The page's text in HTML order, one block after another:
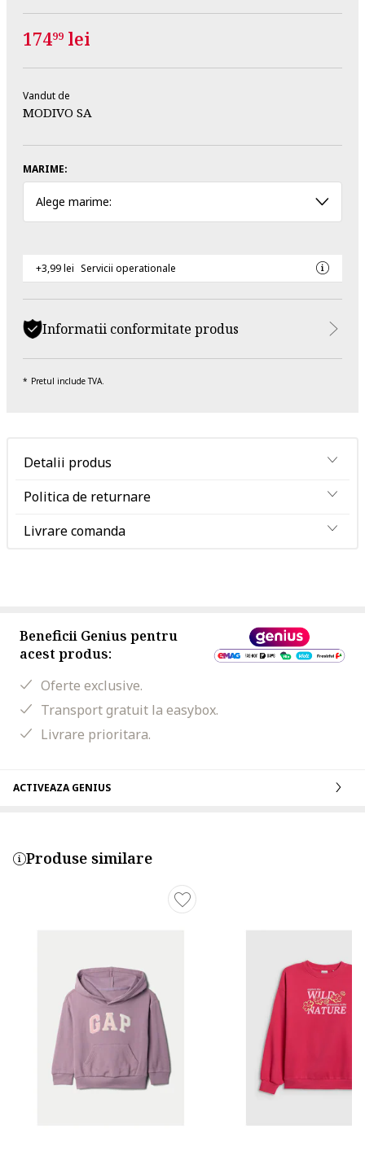
17499 lei
Vandut de
MODIVO SA
MARIME:
Alege marime:
+3,99 lei Servicii operationale
Informatii conformitate produs
Pretul include TVA.
Detalii produs
Politica de returnare
Livrare comanda
Beneficii Genius pentru
acest produs:
Oferte exclusive.
Transport gratuit la easybox.
Livrare prioritara.
ACTIVEAZA GENIUS
Produse similare